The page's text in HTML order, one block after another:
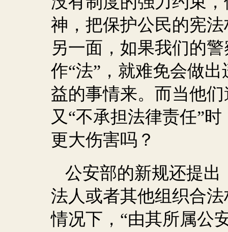
神，把保护公民的宪
另一面，如果我们的
作“法”，就难免会做
益的事情来。而当他
又“不承担法律责任”
更大伤害吗？
公安部的新规还提出
法人或者其他组织合
情况下，“由其所属公